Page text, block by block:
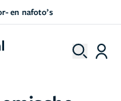
Direct een afspraak